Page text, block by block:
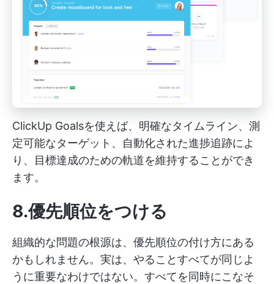
ClickUp Goalsを使えば、明確なタイムライン、測
定可能なターゲット、自動化された進捗追跡によ
り、目標達成のための軌道を維持することができ
ます。
8.優先順位をつける
組織的な問題の根源は、優先順位の付け方にある
かもしれません。実は、やることすべてが同じよ
うに重要なわけではない。すべてを同時にこなそ